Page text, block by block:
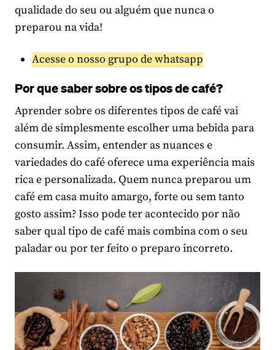
qualidade do seu ou alguém que nunca o
preparou na vida!
Acesse o nosso grupo de whatsapp
Por que saber sobre os tipos de café?
Aprender sobre os diferentes tipos de café vai
além de simplesmente escolher uma bebida para
consumir. Assim, entender as nuances e
variedades do café oferece uma experiência mais
rica e personalizada. Quem nunca preparou um
café em casa muito amargo, forte ou sem tanto
gosto assim? Isso pode ter acontecido por não
saber qual tipo de café mais combina com o seu
paladar ou por ter feito o preparo incorreto.